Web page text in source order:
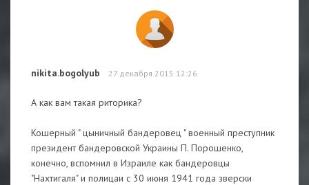
nikita.bogolyub 27 декабря 2015 12:26
А как вам такая риторика?
Кошерный " цыничный бандеровец " военный преступник
президент бандеровской Украины П. Порошенко,
конечно, вспомнил в Израиле как бандеровцы
"Нахтигаля" и полицаи с 30 июня 1941 года зверски